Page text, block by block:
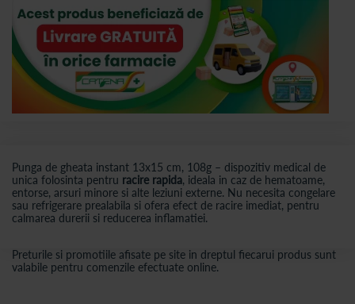
Punga de gheata instant 13x15 cm, 108g – dispozitiv medical de
unica folosinta pentru racire rapida, ideala in caz de hematoame,
entorse, arsuri minore si alte leziuni externe. Nu necesita congelare
sau refrigerare prealabila si ofera efect de racire imediat, pentru
calmarea durerii si reducerea inflamatiei.
Preturile si promotiile afisate pe site in dreptul fiecarui produs sunt
valabile pentru comenzile efectuate online.